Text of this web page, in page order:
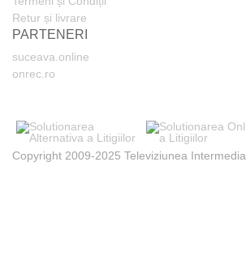
Retur și livrare
PARTENERI
suceava.online
onrec.ro
Copyright 2009-2025 Televiziunea Intermedia.